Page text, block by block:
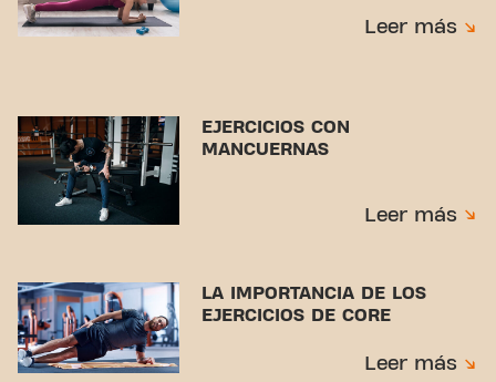
Leer más
EJERCICIOS CON
MANCUERNAS
Leer más
LA IMPORTANCIA DE LOS
EJERCICIOS DE CORE
Leer más